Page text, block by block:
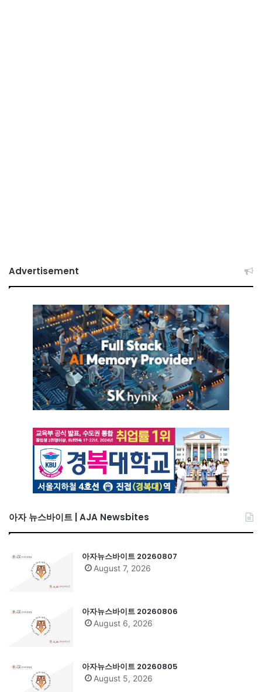
Advertisement
아자 뉴스바이트 | AJA Newsbites
아자뉴스바이트 20260807
August 7, 2026
아자뉴스바이트 20260806
August 6, 2026
아자뉴스바이트 20260805
August 5, 2026